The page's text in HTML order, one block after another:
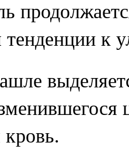
тенденции к
кровь.